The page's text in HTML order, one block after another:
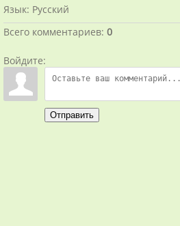
Язык: Русский
Всего комментариев: 0
Войдите:
Отправить